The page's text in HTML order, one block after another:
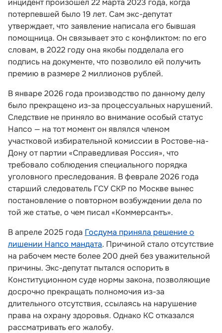
инцидент произошел 22 марта 2023 года, когда
потерпевшей было 19 лет. Сам экс-депутат
утверждает, что заявление написала его бывшая
помощница. Он связывает это с конфликтом: по его
словам, в 2022 году она якобы подделала его
подпись на документе, что позволило ей получить
премию в размере 2 миллионов рублей.
В январе 2026 года производство по данному делу
было прекращено из-за процессуальных нарушений.
Следствие не приняло во внимание особый статус
Напсо — на тот момент он являлся членом
участковой избирательной комиссии в Ростове-на-
Дону от партии «Справедливая Россия», что
требовало соблюдения специального порядка
уголовного преследования. В феврале 2026 года
старший следователь ГСУ СКР по Москве вынес
постановление о повторном возбуждении дела по
той же статье, о чем писал «Коммерсантъ».
В апреле 2025 года Госдума приняла решение о
лишении Напсо мандата. Причиной стало отсутствие
на рабочем месте более 200 дней без уважительной
причины. Экс-депутат пытался оспорить в
Конституционном суде нормы закона, позволяющие
досрочно прекращать полномочия из-за
длительного отсутствия, ссылаясь на нарушение
права на охрану здоровья. Однако КС отказался
рассматривать его жалобу.